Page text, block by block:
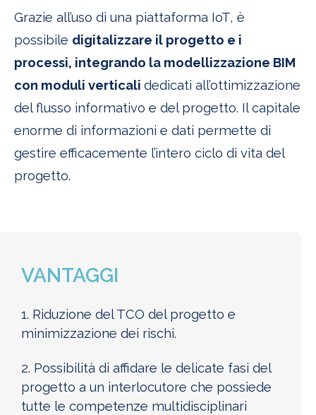
Grazie all’uso di una piattaforma IoT, è
possibile digitalizzare il progetto e i
processi, integrando la modellizzazione BIM
con moduli verticali dedicati all’ottimizzazione
del flusso informativo e del progetto. Il capitale
enorme di informazioni e dati permette di
gestire efficacemente l’intero ciclo di vita del
progetto.
VANTAGGI
1. Riduzione del TCO del progetto e
minimizzazione dei rischi.
2. Possibilità di affidare le delicate fasi del
progetto a un interlocutore che possiede
tutte le competenze multidisciplinari